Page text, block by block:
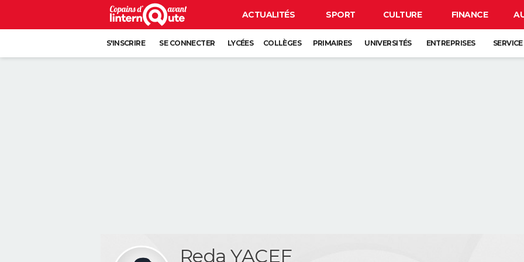
ACTUALITÉS SPORT CULTURE FINANCE
S'INSCRIRE SE CONNECTER LYCÉES COLLÈGES PRIMAIRES UNIVERSITÉS ENTREPRISES
Reda YACEF